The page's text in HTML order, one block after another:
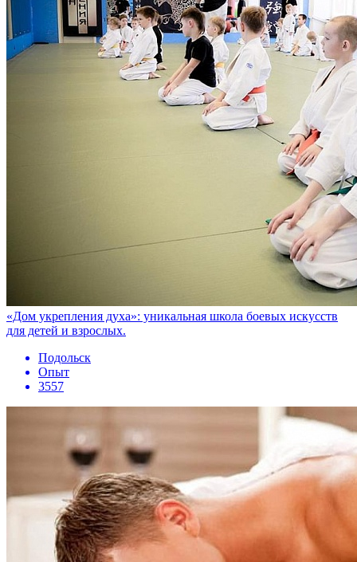
«Дом укрепления духа»: уникальная школа боевых искусств
для детей и взрослых.
Подольск
Опыт
3557